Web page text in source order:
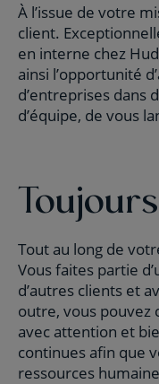
À l’issue de votre
client.
en interne chez
ainsi l’opportunité
d’entreprises dans
d’équipe, de vous
Tout au long de
Vous faites partie
d’autres clients et
outre, vous pouvez
avec attention et
continues afin que
ressources